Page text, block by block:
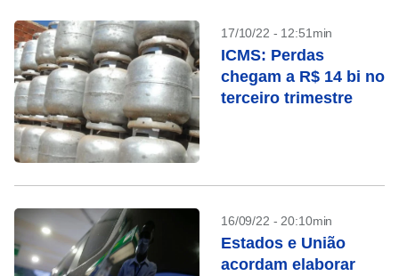
17/10/22 - 12:51min
ICMS: Perdas
chegam a R$ 14 bi no
terceiro trimestre
16/09/22 - 20:10min
Estados e União
acordam elaborar